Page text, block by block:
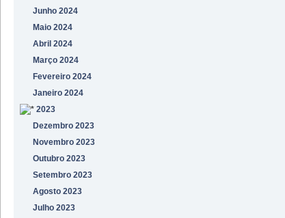
Junho 2024
Maio 2024
Abril 2024
Março 2024
Fevereiro 2024
Janeiro 2024
2023
Dezembro 2023
Novembro 2023
Outubro 2023
Setembro 2023
Agosto 2023
Julho 2023